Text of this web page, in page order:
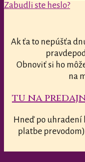
Zabudli ste heslo?
Ak ťa to nepúšťa
Obnoviť si ho
na
tu na
Hneď po
platbe